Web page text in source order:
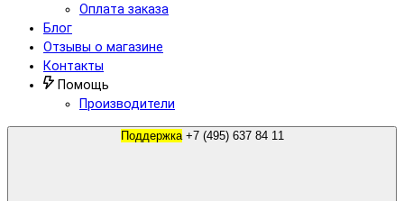
Оплата заказа
Блог
Отзывы о магазине
Контакты
Помощь
Производители
Поддержка +7 (495) 637 84 11